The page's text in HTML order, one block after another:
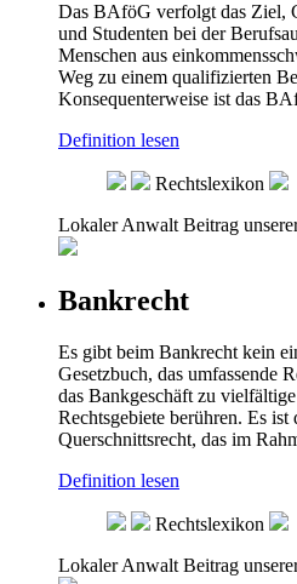
Das BAföG verfolgt das Ziel,
und Studenten bei der
Menschen aus
Weg zu einem qualifizierten
Konsequenterweise ist das
Definition lesen
Rechtslexikon
Lokaler Anwalt Beitrag
Bankrecht
Es gibt beim Bankrecht kein
Gesetzbuch, das umfassende
das Bankgeschäft zu
Rechtsgebiete berühren. Es ist
Querschnittsrecht, das im
Definition lesen
Rechtslexikon
Lokaler Anwalt Beitrag